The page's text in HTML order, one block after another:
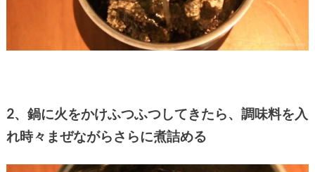
2、鍋に火をかけふつふつしてきたら、調味料を入
れ時々まぜながらさらに煮詰める